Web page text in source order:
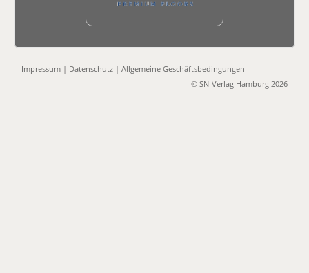
Impressum | Datenschutz |Allgemeine Geschäftsbedingungen
© SN-Verlag Hamburg 2026